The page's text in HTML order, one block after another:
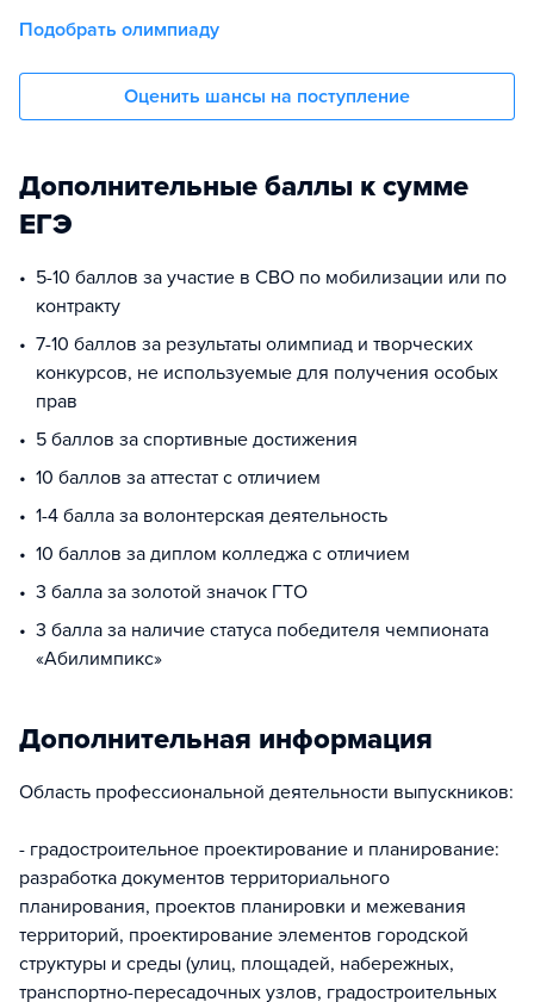
Подобрать олимпиаду
Оценить шансы на поступление
Дополнительные баллы к сумме
ЕГЭ
5-10 баллов за участие в СВО по мобилизации или по
контракту
7-10 баллов за результаты олимпиад и творческих
конкурсов, не используемые для получения особых
прав
5 баллов за спортивные достижения
10 баллов за аттестат с отличием
1-4 балла за волонтерская деятельность
10 баллов за диплом колледжа с отличием
3 балла за золотой значок ГТО
3 балла за наличие статуса победителя чемпионата
«Абилимпикс»
Дополнительная информация
Область профессиональной деятельности выпускников:
- градостроительное проектирование и планирование:
разработка документов территориального
планирования, проектов планировки и межевания
территорий, проектирование элементов городской
структуры и среды (улиц, площадей, набережных,
транспортно-пересадочных узлов, градостроительных